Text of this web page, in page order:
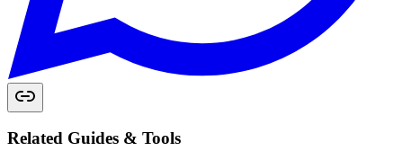
Related Guides & Tools